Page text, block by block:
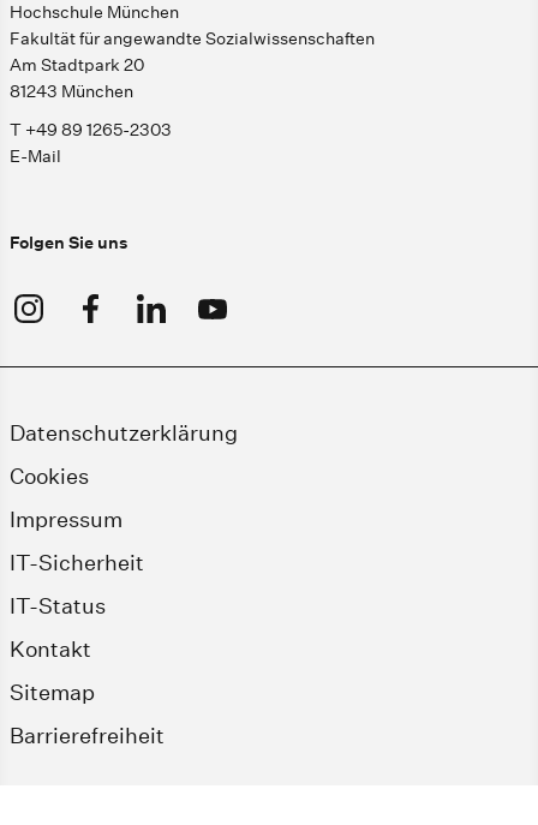
Hochschule München
Fakultät für angewandte Sozialwissenschaften
Am Stadtpark 20
81243 München
T +49 89 1265-2303
E-Mail
Folgen Sie uns
Datenschutzerklärung
Cookies
Impressum
IT-Sicherheit
IT-Status
Kontakt
Sitemap
Barrierefreiheit